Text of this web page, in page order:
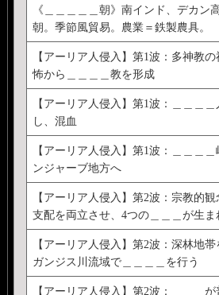
《＿＿＿＿＿朝》南インド、デカン
朝。季節風貿易。農業＝鉄製農具。
【アーリア人侵入】第1波：多神教
怖から＿＿＿＿教を形成
【アーリア人侵入】第1波：＿＿＿
し、混血
【アーリア人侵入】第1波：＿＿＿
ンジャーブ地方へ
【アーリア人侵入】第2波：宗教的
支配を両立させ、4つの＿＿＿が生ま
【アーリア人侵入】第2波：深林地帯
ガンジス川流域で＿＿＿＿を行う
【アーリア人侵入】第2波：＿＿＿が